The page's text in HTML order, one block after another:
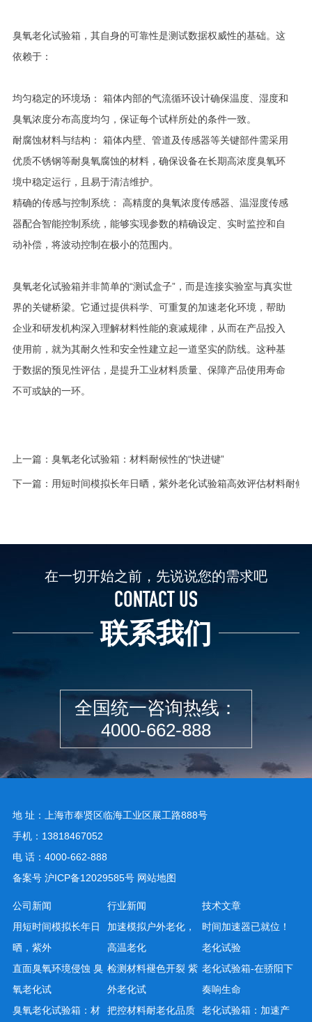
臭氧老化试验箱，其自身的可靠性是测试数据权威性的基础。这
依赖于：
均匀稳定的环境场： 箱体内部的气流循环设计确保温度、湿度和
臭氧浓度分布高度均匀，保证每个试样所处的条件一致。
耐腐蚀材料与结构： 箱体内壁、管道及传感器等关键部件需采用
优质不锈钢等耐臭氧腐蚀的材料，确保设备在长期高浓度臭氧环
境中稳定运行，且易于清洁维护。
精确的传感与控制系统： 高精度的臭氧浓度传感器、温湿度传感
器配合智能控制系统，能够实现参数的精确设定、实时监控和自
动补偿，将波动控制在极小的范围内。
臭氧老化试验箱并非简单的“测试盒子”，而是连接实验室与真实世
界的关键桥梁。它通过提供科学、可重复的加速老化环境，帮助
企业和研发机构深入理解材料性能的衰减规律，从而在产品投入
使用前，就为其耐久性和安全性建立起一道坚实的防线。这种基
于数据的预见性评估，是提升工业材料质量、保障产品使用寿命
不可或缺的一环。
上一篇： 臭氧老化试验箱：材料耐候性的“快进键”
下一篇： 用短时间模拟长年日晒，紫外老化试验箱高效评估材料耐候
在一切开始之前，先说说您的需求吧
CONTACT US
联系我们
全国统一咨询热线：
4000-662-888
地 址：上海市奉贤区临海工业区展工路888号
手机：13818467052
电 话：4000-662-888
备案号 沪ICP备12029585号 网站地图
公司新闻
用短时间模拟长年日
晒，紫外
直面臭氧环境侵蚀 臭
氧老化试
臭氧老化试验箱：材
行业新闻
加速模拟户外老化，
高温老化
检测材料褪色开裂 紫
外老化试
把控材料耐老化品质
技术文章
时间加速器已就位！
老化试验
老化试验箱-在骄阳下
奏响生命
老化试验箱：加速产